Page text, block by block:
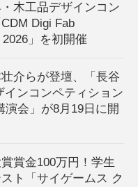
木工品デザインコン
Digi Fab
」を初開催
介らが登壇、「長谷
インコンペティション
演会」が8月19日に開
賞賞金100万円！学生
ト「サイゲームス ク